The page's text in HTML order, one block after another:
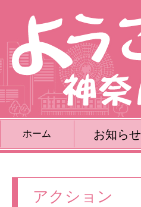
ホーム お知らせ
アクション